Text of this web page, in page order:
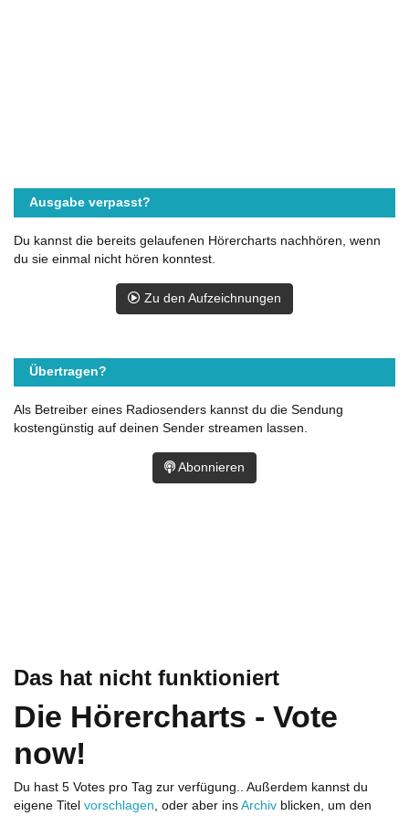
Das hat nicht funktioniert
Die Hörercharts - Vote
now!
Du hast 5 Votes pro Tag zur verfügung.. Außerdem kannst du
eigene Titel vorschlagen, oder aber ins Archiv blicken, um den
Ausgabe verpasst?
Du kannst die bereits gelaufenen Hörercharts nachhören, wenn
du sie einmal nicht hören konntest.
Zu den Aufzeichnungen
Übertragen?
Als Betreiber eines Radiosenders kannst du die Sendung
kostengünstig auf deinen Sender streamen lassen.
Abonnieren